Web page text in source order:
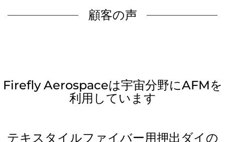
顧客の声
Firefly Aerospaceは宇宙分野にAFMを
利用しています
テキスタイルファイバー用押出ダイの